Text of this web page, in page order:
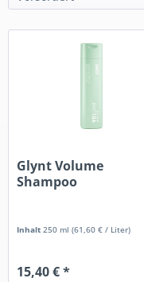
Glynt Volume
Shampoo
Inhalt 250 ml(61,60 € / Liter)
15,40 € *